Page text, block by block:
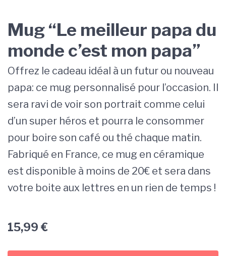
Mug “Le meilleur papa du
monde c’est mon papa”
Offrez le cadeau idéal à un futur ou nouveau
papa: ce mug personnalisé pour l’occasion. Il
sera ravi de voir son portrait comme celui
d’un super héros et pourra le consommer
pour boire son café ou thé chaque matin.
Fabriqué en France, ce mug en céramique
est disponible à moins de 20€ et sera dans
votre boite aux lettres en un rien de temps !
15,99 €